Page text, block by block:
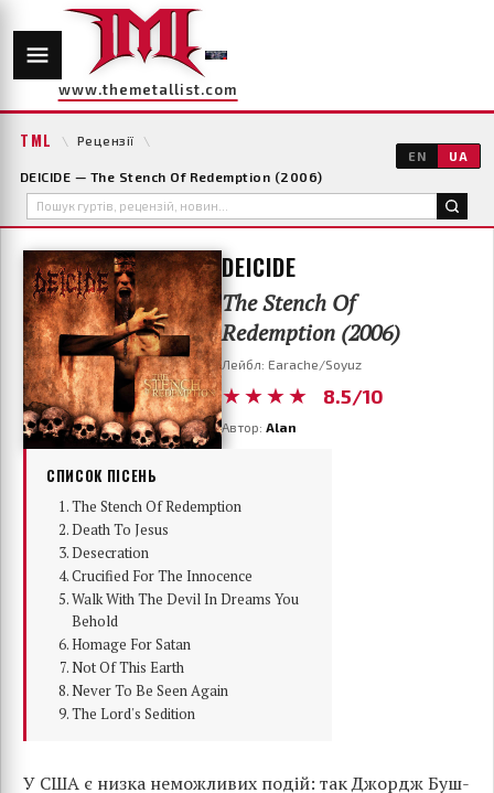
www.themetallist.com
TML \ Рецензії \
DEICIDE — The Stench Of Redemption (2006)
EN UA
DEICIDE
The Stench Of
Redemption (2006)
Лейбл: Earache/Soyuz
★★★★ 8.5/10
Автор: Alan
СПИСОК ПІСЕНЬ
The Stench Of Redemption
Death To Jesus
Desecration
Crucified For The Innocence
Walk With The Devil In Dreams You
Behold
Homage For Satan
Not Of This Earth
Never To Be Seen Again
The Lord's Sedition
У США є низка неможливих подій: так Джордж Буш-